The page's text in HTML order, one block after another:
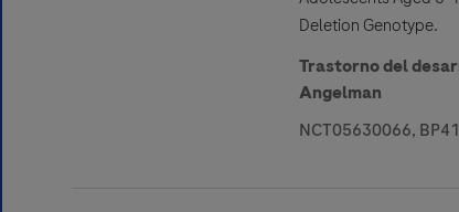
Deletion Genotype.
Trastorno del
Angelman
NCT05630066,
to report side effects related to Roche products. To report a